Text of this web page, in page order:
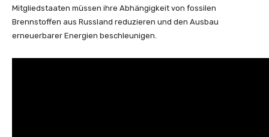
Mitgliedstaaten müssen ihre Abhängigkeit von fossilen
Brennstoffen aus Russland reduzieren und den Ausbau
erneuerbarer Energien beschleunigen.